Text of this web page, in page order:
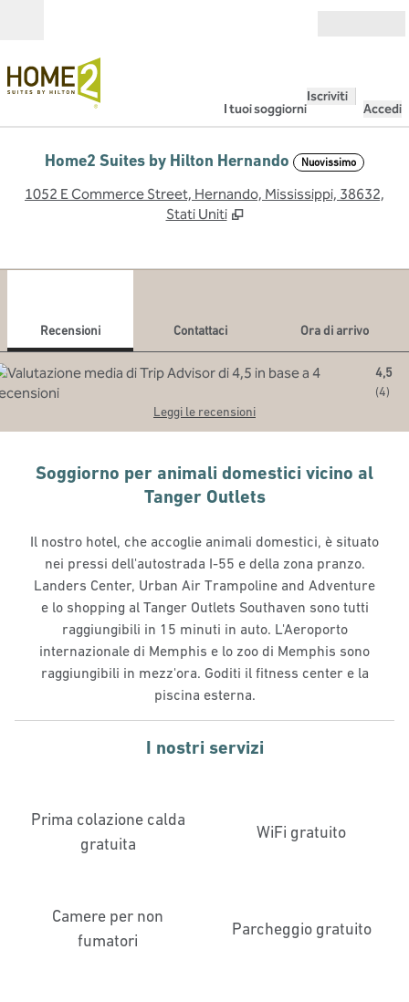
I tuoi soggiorni
Iscriviti
Accedi
Home2 Suites by Hilton Hernando Nuovissimo
1052 E Commerce Street, Hernando, Mississippi, 38632,
Stati Uniti
Recensioni Contattaci
Ora di arrivo
4,5
(4)
Leggi le recensioni
Soggiorno per animali domestici vicino al
Tanger Outlets
Il nostro hotel, che accoglie animali domestici, è situato
nei pressi dell'autostrada I-55 e della zona pranzo.
Landers Center, Urban Air Trampoline and Adventure
e lo shopping al Tanger Outlets Southaven sono tutti
raggiungibili in 15 minuti in auto. L'Aeroporto
internazionale di Memphis e lo zoo di Memphis sono
raggiungibili in mezz'ora. Goditi il fitness center e la
piscina esterna.
I nostri servizi
Prima colazione calda
gratuita
WiFi gratuito
Camere per non
fumatori
Parcheggio gratuito